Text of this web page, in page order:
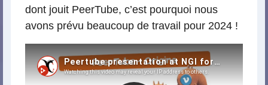
dont jouit PeerTube, c’est pourquoi nous
avons prévu beaucoup de travail pour 2024 !